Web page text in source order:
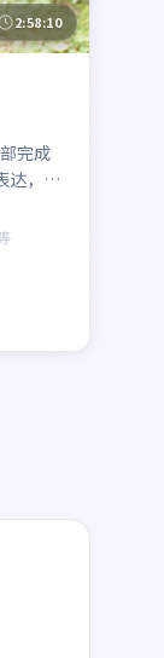
2:58:10
完成
达，松
群像
国香
。